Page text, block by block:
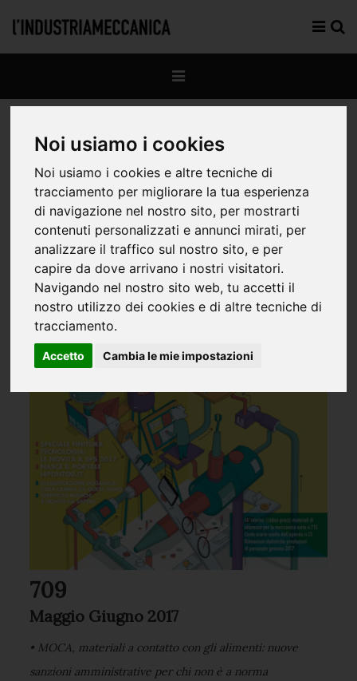
Noi usiamo i cookies
Noi usiamo i cookies e altre tecniche di
tracciamento per migliorare la tua esperienza
di navigazione nel nostro sito, per mostrarti
contenuti personalizzati e annunci mirati, per
analizzare il traffico sul nostro sito, e per
capire da dove arrivano i nostri visitatori.
Navigando nel nostro sito web, tu accetti il
nostro utilizzo dei cookies e di altre tecniche di
tracciamento.
Accetto Cambia le mie impostazioni
709
Maggio Giugno 2017
• MOCA, materiali a contatto con gli alimenti: nuove
sanzioni amministrative per chi non è a norma